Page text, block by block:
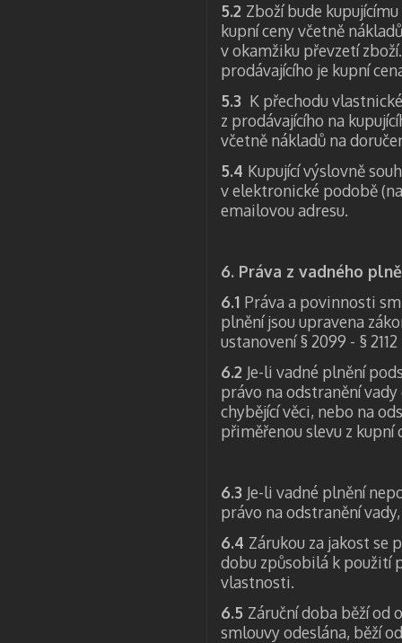
5.2 Zboží bude
kupní ceny včetně
v okamžiku převzetí
prodávajícího je kupní
5.3 K přechodu
z prodávajícího na
včetně nákladů na
5.4 Kupující výslovně
v elektronické podobě
emailovou adresu.
6. Práva z vadného
6.1 Práva a povinnosti
plnění jsou upravena
ustanovení § 2099 - § 2112
6.2 Je-li vadné plnění
právo na odstranění
chybějící věci, nebo na
přiměřenou slevu z
6.3 Je-li vadné plnění
právo na odstranění
6.4 Zárukou za jakost se
dobu způsobilá k použití
vlastnosti.
6.5 Záruční doba běží od
smlouvy odeslána, běží